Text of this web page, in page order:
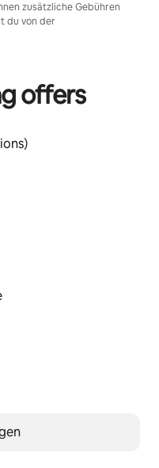
zusätzliche Gebühren
du von der
offers